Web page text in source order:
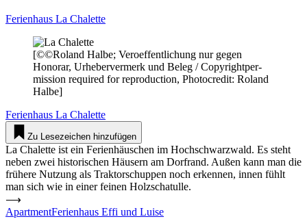
Feri­enhaus La Cha­lette
[©©Roland Halbe; Ver­oef­fent­li­chung nur gegen
Honorar, Urhe­ber­vermerk und Beleg / Copy­right­per­
mission required for repro­duction, Pho­to­credit: Roland
Halbe]
Feri­enhaus La Cha­lette
Zu Lesezeichen hinzufügen
La Cha­lette ist ein Feri­en­häuschen im Hoch­schwarzwald. Es steht
neben zwei his­to­ri­schen Häusern am Dorfrand. Außen kann man die
frühere Nutzung als Trak­tor­schuppen noch erkennen, innen fühlt
man sich wie in einer feinen Holz­scha­tulle.
⟶
Apart­ment­Fe­ri­enhaus Effi und Luise